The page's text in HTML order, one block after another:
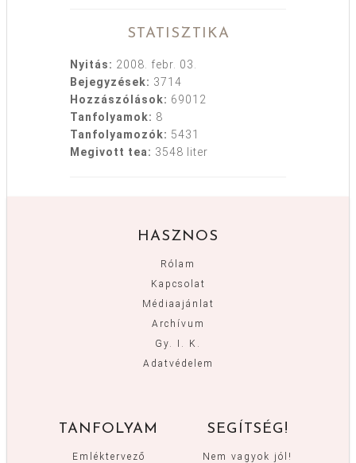
STATISZTIKA
Nyitás: 2008. febr. 03.
Bejegyzések: 3714
Hozzászólások: 69012
Tanfolyamok: 8
Tanfolyamozók: 5431
Megivott tea: 3548 liter
HASZNOS
Rólam
Kapcsolat
Médiaajánlat
Archívum
Gy. I. K.
Adatvédelem
TANFOLYAM
Emléktervező
SEGÍTSÉG!
Nem vagyok jól!